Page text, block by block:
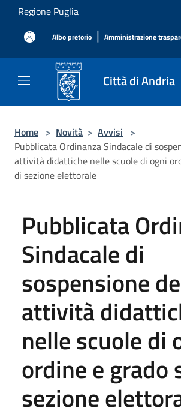
Salta al contenuto principale
Regione Puglia
Albo pretorio | Amministrazione
Città di Andria
Home > Novità > Avvisi >
Pubblicata Ordinanza Sindacale di
attività didattiche nelle scuole di ogni
di sezione elettorale
Pubblicata
Sindacale di
sospensione
attività
nelle scuole di
ordine e grado
sezione